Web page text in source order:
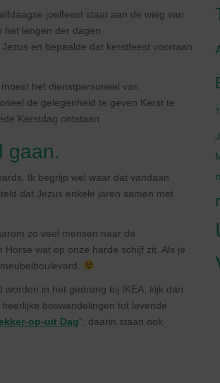
joelfeest staat aan de wieg van
lengen der dagen.
en bepaalde dat kerstfeest voortaan
het dienstpersoneel van
de gelegenheid te geven Kerst te
Kerstdag ontstaan.
gaan.
Ik begrijp wel waar dat vandaan
dat Jezus enkele jaren samen met
zo veel mensen naar de
wat op onze harde schijf zit. Als je
in het gedrang bij IKEA, kijk dan
boswandelingen tot levende
op-uit Dag”, daarin staan ook